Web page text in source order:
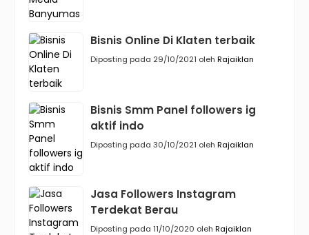
Bisnis Online Di Klaten terbaik
Diposting pada 29/10/2021 oleh Rajaiklan
Bisnis Smm Panel followers ig
aktif indo
Diposting pada 30/10/2021 oleh Rajaiklan
Jasa Followers Instagram
Terdekat Berau
Diposting pada 11/10/2020 oleh Rajaiklan